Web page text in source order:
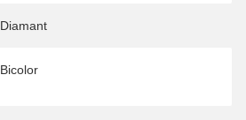
Diamant
Bicolor